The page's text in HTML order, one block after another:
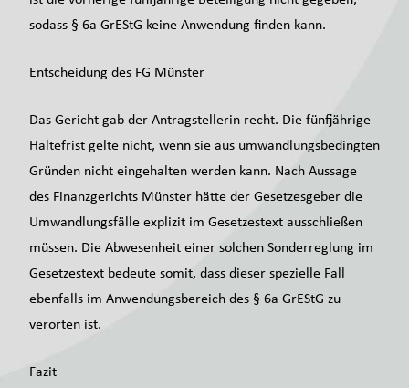
sodass § 6a GrEStG keine Anwendung finden kann.
Entscheidung des FG Münster
Das Gericht gab der Antragstellerin recht. Die fünfjährige
Haltefrist gelte nicht, wenn sie aus umwandlungsbedingten
Gründen nicht eingehalten werden kann. Nach Aussage
des Finanzgerichts Münster hätte der Gesetzesgeber die
Umwandlungsfälle explizit im Gesetzestext ausschließen
müssen. Die Abwesenheit einer solchen Sonderreglung im
Gesetzestext bedeute somit, dass dieser spezielle Fall
ebenfalls im Anwendungsbereich des § 6a GrEStG zu
verorten ist.
Fazit